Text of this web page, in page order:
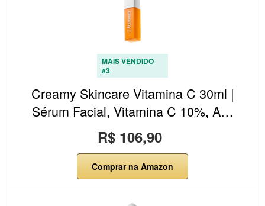
MAIS VENDIDO
#3
Creamy Skincare Vitamina C 30ml |
Sérum Facial, Vitamina C 10%, A…
R$ 106,90
Comprar na Amazon